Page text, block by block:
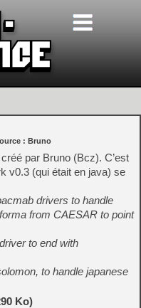
: Bruno
par Bruno (Bcz). C’est
v0.3 (qui était en java) se
drivers to handle
from CAESAR to point
to end with
to handle japanese
Ko)